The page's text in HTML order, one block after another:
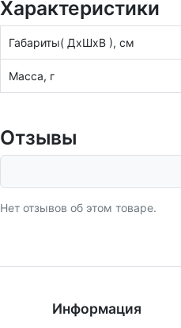
Характеристики
Габариты( ДхШхВ ), см
Масса, г
Отзывы
Нет отзывов об этом товаре.
Информация